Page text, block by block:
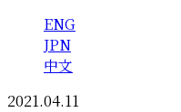
ENG
JPN
中文
2021.04.11